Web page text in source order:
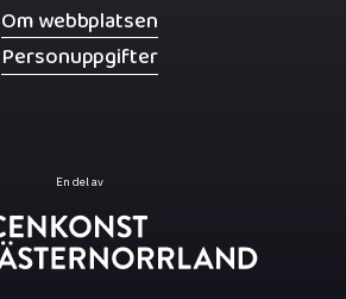
Om webbplatsen
Personuppgifter
En del av